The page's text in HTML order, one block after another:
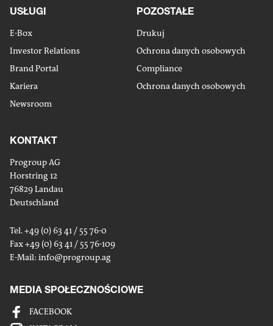
USŁUGI
E-Box
Investor Relations
Brand Portal
Kariera
Newsroom
POZOSTAŁE
Drukuj
Ochrona danych osobowych
Compliance
Ochrona danych osobowych
KONTAKT
Progroup AG
Horstring 12
76829 Landau
Deutschland
Tel. +49 (0) 63 41 / 55 76-0
Fax +49 (0) 63 41 / 55 76-109
E-Mail: info@progroup.ag
MEDIA SPOŁECZNOŚCIOWE
FACEBOOK